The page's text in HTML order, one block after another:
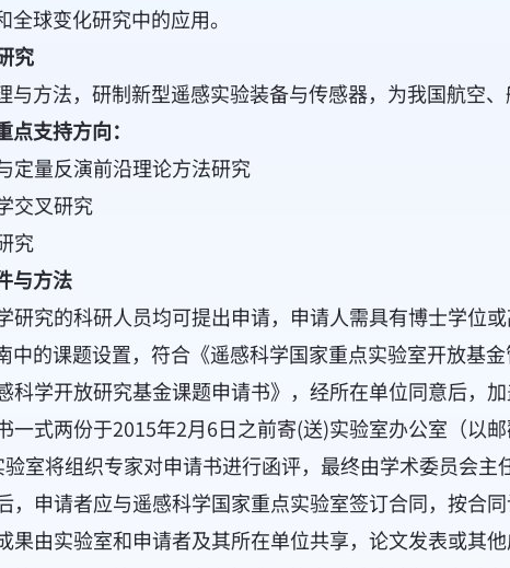
球变化研究中的应用。
究
方法，研制新型遥感实验装备与传感器，为我国航空、
支持方向：
量反演前沿理论方法研究
交叉研究
究
与方法
究的科研人员均可提出申请，申请人需具有博士学位
中的课题设置，符合《遥感科学国家重点实验室开放基
科学开放研究基金课题申请书》，经所在单位同意后，加
式两份于2015年2月6日之前寄(送)实验室办公室（以
室将组织专家对申请书进行函评，最终由学术委员会主
申请者应与遥感科学国家重点实验室签订合同，按合同
由实验室和申请者及其所在单位共享，论文发表或其